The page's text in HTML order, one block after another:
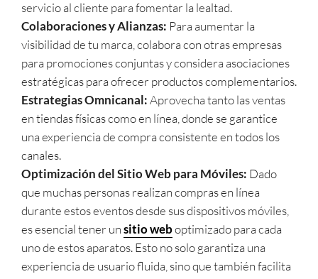
servicio al cliente para fomentar la lealtad.
Colaboraciones y Alianzas: Para aumentar la
visibilidad de tu marca, colabora con otras empresas
para promociones conjuntas y considera asociaciones
estratégicas para ofrecer productos complementarios.
Estrategias Omnicanal:Aprovecha tanto las ventas
en tiendas físicas como en línea, donde se garantice
una experiencia de compra consistente en todos los
canales.
Optimización del Sitio Web para Móviles: Dado
que muchas personas realizan compras en línea
durante estos eventos desde sus dispositivos móviles,
es esencial tener unsitio weboptimizado para cada
uno de estos aparatos. Esto no solo garantiza una
experiencia de usuario fluida, sino que también facilita